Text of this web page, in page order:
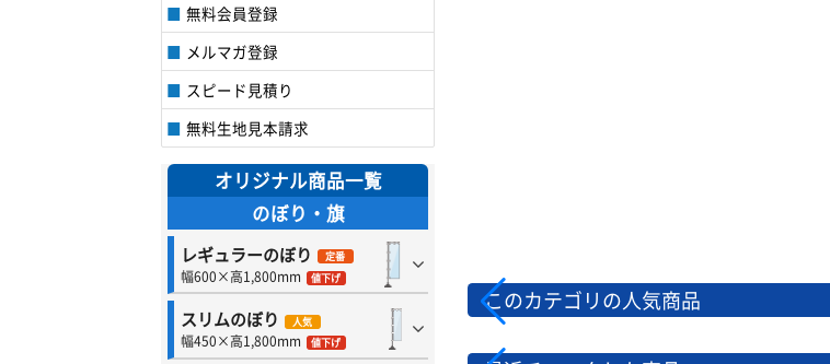
無料会員登録
メルマガ登録
スピード見積り
無料生地見本請求
オリジナル商品一覧
のぼり・旗
レギュラーのぼり 定番
幅600×高1,800mm 値下げ
スリムのぼり 人気
幅450×高1,800mm 値下げ
このカテゴリの人気商品